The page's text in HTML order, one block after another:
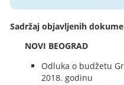
Sadržaj objavljenih
NOVI BEOGRAD
Odluka o budžetu
2018. godinu